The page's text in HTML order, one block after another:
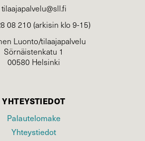
tilaajapalvelu@sll.fi
08 210 (arkisin klo 9-15)
Luonto/tilaajapalvelu
Sörnäistenkatu 1
00580 Helsinki
YHTEYSTIEDOT
Palautelomake
Yhteystiedot